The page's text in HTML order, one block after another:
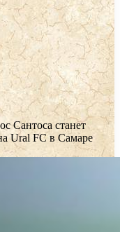
Сантоса станет
Ural FC в Самаре